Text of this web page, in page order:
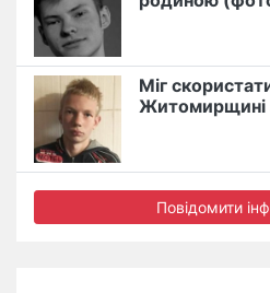
Міг
Житомирщині
Повідомити